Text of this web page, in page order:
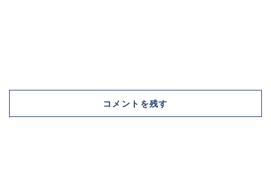
コメントを残す